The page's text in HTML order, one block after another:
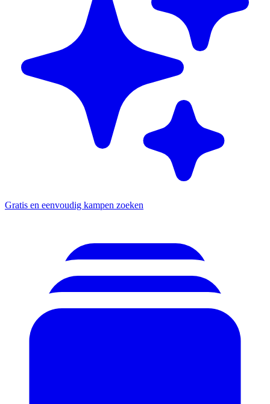
Gratis en eenvoudig kampen zoeken